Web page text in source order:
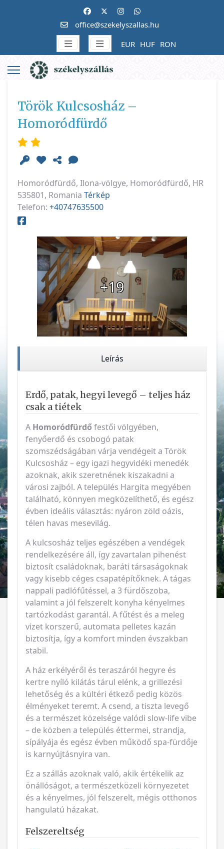
office@szekelyszallas.hu
EUR HUF RON
Török Kulcsosház –
Homoródfürdő
Homoródfürdő, Ilona-völgye, Homoródfürdő, HR
535801, Romania Térkép
Telefon: +40747635500
+19
Leírás
Erdő, patak, hegyi levegő – teljes ház
csak a tiétek
A Homoródfürdőfestői völgyében,
fenyőerdő és csobogó patak
szomszédságában várja vendégeit a Török
Kulcsosház – egy igazi hegyvidéki menedék
azoknak, akik szeretnének kiszakadni a
városi zajból. A település Hargita megyében
található, könnyen megközelíthető, és egész
évben ideális választás: nyáron zöld oázis,
télen havas mesevilág.
A kulcsosház teljes egészében a vendégek
rendelkezésére áll, így zavartalan pihenést
biztosít családoknak, baráti társaságoknak
vagy kisebb céges csapatépítőknek. A tágas
nappali padlófűtéssel, a 3 fürdőszoba,
valamint a jól felszerelt konyha kényelmes
tartózkodást garantál. A fűtést és a meleg
vizet korszerű, automata pelletes kazán
biztosítja, így a komfort minden évszakban
stabil.
A ház erkélyéről és teraszáról hegyre és
kertre nyíló kilátás tárul elénk, a grillezési
lehetőség és a kültéri étkező pedig közös
élményeket teremt. A csend, a tiszta levegő
és a természet közelsége valódi slow-life vibe
– de közben a település éttermei, strandja,
sípályája és egész évben működő spa-fürdője
is karnyújtásnyira van.
Ez a szállás azoknak való, akik értékelik az
önállóságot, a természetközeli környezetet
és a kényelmes, jól felszerelt, mégis otthonos
hangulatú házakat.
Felszereltség